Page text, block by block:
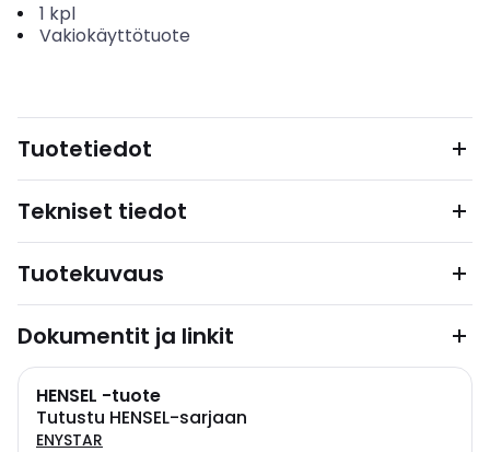
1 kpl
Vakiokäyttötuote
Tuotetiedot
Tekniset tiedot
Tuotekuvaus
Dokumentit ja linkit
HENSEL -tuote
Tutustu HENSEL-sarjaan
ENYSTAR